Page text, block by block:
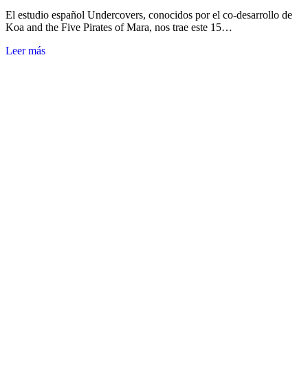
El estudio español Undercovers, conocidos por el co-desarrollo de
Koa and the Five Pirates of Mara, nos trae este 15…
Leer más